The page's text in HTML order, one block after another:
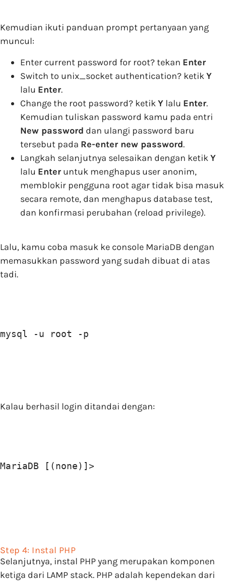
Kemudian ikuti panduan prompt pertanyaan yang
muncul:
Enter current password for root? tekan Enter
Switch to unix_socket authentication? ketikY
lalu Enter.
Change the root password? ketikY lalu Enter.
Kemudian tuliskan password kamu pada entri
New password dan ulangi password baru
tersebut pada Re-enter new password.
Langkah selanjutnya selesaikan dengan ketikY
lalu Enter untuk menghapus user anonim,
memblokir pengguna root agar tidak bisa masuk
secara remote, dan menghapus database test,
dan konfirmasi perubahan (reload privilege).
Lalu, kamu coba masuk ke console MariaDB dengan
memasukkan password yang sudah dibuat di atas
tadi.
mysql -u root -p
Kalau berhasil login ditandai dengan:
MariaDB [(none)]>
Step 4: Instal PHP
Selanjutnya, instal PHP yang merupakan komponen
ketiga dari LAMP stack. PHP adalah kependekan dari